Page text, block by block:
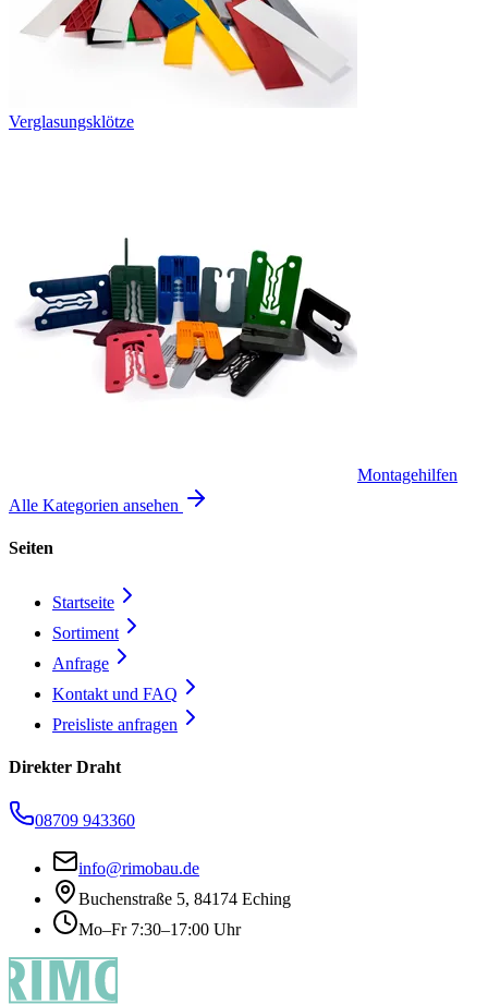
Verglasungsklötze
Montagehilfen
Alle Kategorien ansehen
Seiten
Startseite
Sortiment
Anfrage
Kontakt und FAQ
Preisliste anfragen
Direkter Draht
08709 943360
info@rimobau.de
Buchenstraße 5, 84174 Eching
Mo–Fr 7:30–17:00 Uhr